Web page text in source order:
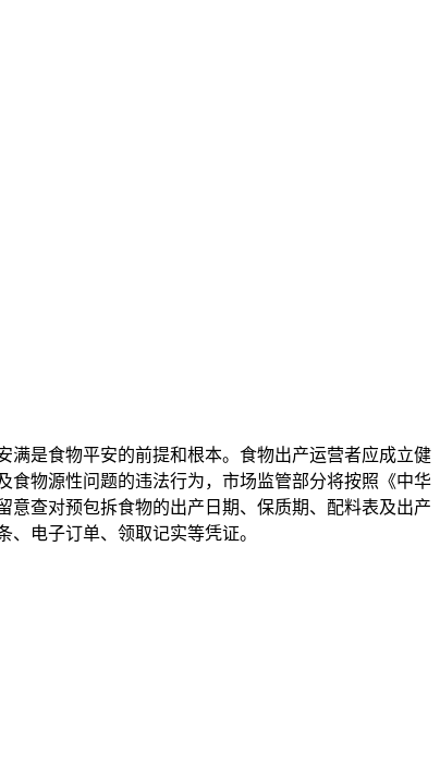
满是食物平安的前提和根本。食物出产运营者应成立健
食物源性问题的违法行为，市场监管部分将按照《中华
查对预包拆食物的出产日期、保质期、配料表及出产
电子订单、领取记实等凭证。